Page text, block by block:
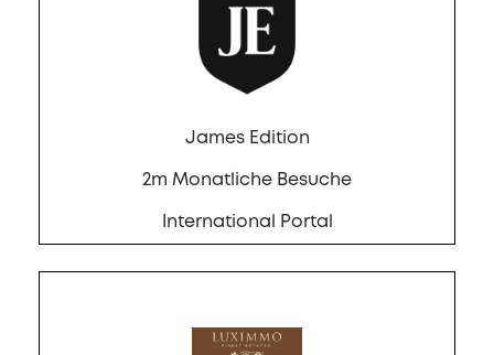
James Edition
2m Monatliche Besuche
International Portal